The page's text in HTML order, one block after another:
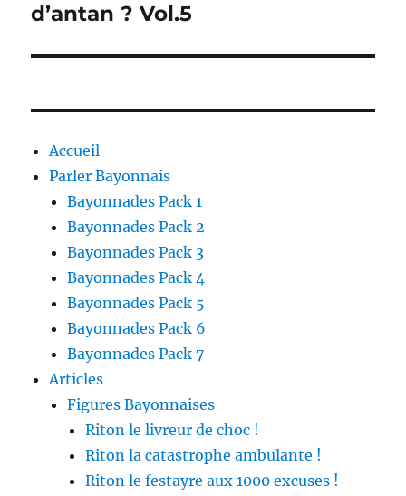
suivante :
d’antan ? Vol.5
Accueil
Parler Bayonnais
Bayonnades Pack 1
Bayonnades Pack 2
Bayonnades Pack 3
Bayonnades Pack 4
Bayonnades Pack 5
Bayonnades Pack 6
Bayonnades Pack 7
Articles
Figures Bayonnaises
Riton le livreur de choc !
Riton la catastrophe ambulante !
Riton le festayre aux 1000 excuses !